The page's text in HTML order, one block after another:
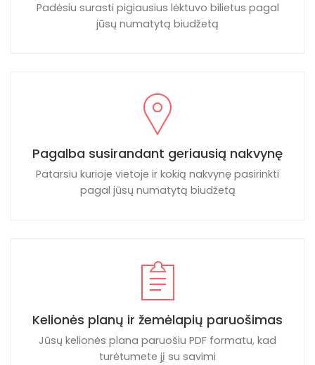
Padėsiu surasti pigiausius lėktuvo bilietus pagal
jūsų numatytą biudžetą
Pagalba susirandant geriausią nakvynę
Patarsiu kurioje vietoje ir kokią nakvynę pasirinkti
pagal jūsų numatytą biudžetą
Kelionės planų ir žemėlapių paruošimas
Jūsų kelionės plana paruošiu PDF formatu, kad
turėtumete jį su savimi